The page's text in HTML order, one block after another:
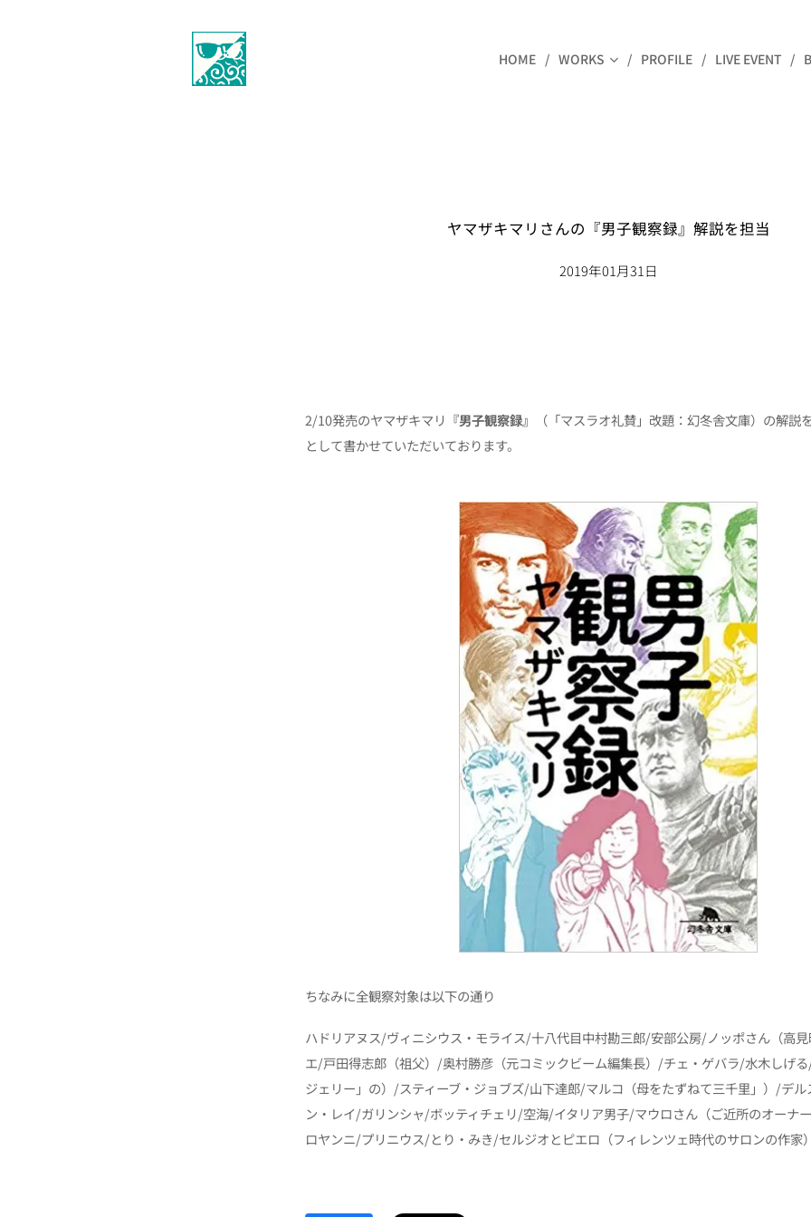
HOME WORKS PROFILE LIVE EVENT
ヤマザキマリさんの『男子観察録』解説を担当
2019年01月31日
2/10発売のヤマザキマリ 『男子観察録』
（「マスラオ礼賛」改題：幻冬舎文庫）の解説
として書かせていただいております。
ちなみに全観察対象は以下の通り
ハドリアヌス/ヴィニシウス・モライス/十八代目中村勘三郎/安部公房/ノッポさん（高
エ/戸田得志郎（祖父）/奥村勝彦（元コミックビーム編集長）/チェ・ゲバラ/水木しげ
ジェリー」の）/スティーブ・ジョブズ/山下達郎/マルコ（母をたずねて三千里」）/デ
ン・レイ/ガリンシャ/ボッティチェリ/空海/イタリア男子/マウロさん（ご近所のオーナ
ロヤンニ/プリニウス/とり・みき/セルジオとピエロ（フィレンツェ時代のサロンの作家）